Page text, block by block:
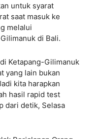
untuk syarat
saat masuk ke
melalui
di Bali.
Ketapang-Gilimanuk
yang lain bukan
kita harapkan
hasil rapid test
dari detik, Selasa